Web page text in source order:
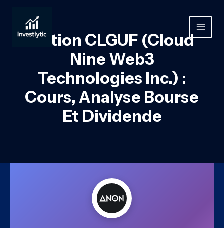
contenu
MAIN
Action CLGUF (Cloud
Nine Web3
Technologies Inc.) :
Cours, Analyse Bourse
Et Dividende